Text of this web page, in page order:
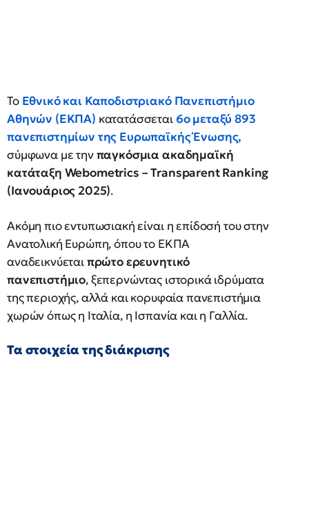
Το Εθνικό και Καποδιστριακό Πανεπιστήμιο
Αθηνών (ΕΚΠΑ) κατατάσσεται 6ο μεταξύ 893
πανεπιστημίων της Ευρωπαϊκής Ένωσης,
σύμφωνα με τηνπαγκόσμια ακαδημαϊκή
κατάταξη Webometrics – Transparent Ranking
(Ιανουάριος 2025).
Ακόμη πιο εντυπωσιακή είναι η επίδοσή του στην
Ανατολική Ευρώπη, όπου το ΕΚΠΑ
αναδεικνύεταιπρώτο ερευνητικό
πανεπιστήμιο, ξεπερνώντας ιστορικά ιδρύματα
της περιοχής, αλλά και κορυφαία πανεπιστήμια
χωρών όπως η Ιταλία, η Ισπανία και η Γαλλία.
Τα στοιχεία της διάκρισης